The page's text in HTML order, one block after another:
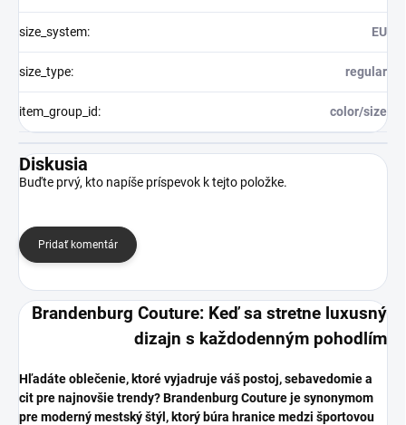
size_system: EU
size_type: regular
item_group_id: color/size
Diskusia
Buďte prvý, kto napíše príspevok k tejto položke.
Pridať komentár
Brandenburg Couture: Keď sa stretne luxusný
dizajn s každodenným pohodlím
​Hľadáte oblečenie, ktoré vyjadruje váš postoj, sebavedomie a
cit pre najnovšie trendy? Brandenburg Couture je synonymom
pre moderný mestský štýl, ktorý búra hranice medzi športovou